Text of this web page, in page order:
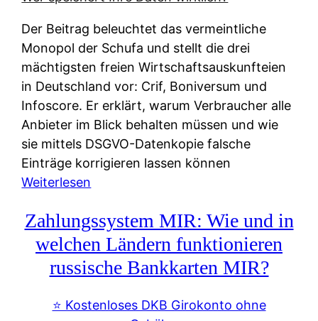
Der Beitrag beleuchtet das vermeintliche
Monopol der Schufa und stellt die drei
mächtigsten freien Wirtschaftsauskunfteien
in Deutschland vor: Crif, Boniversum und
Infoscore. Er erklärt, warum Verbraucher alle
Anbieter im Blick behalten müssen und wie
sie mittels DSGVO-Datenkopie falsche
Einträge korrigieren lassen können
Weiterlesen
c
h
u
f
-
Zahlungssystem MIR: Wie und in
welchen Ländern funktionieren
russische Bankkarten MIR?
⭐️ Kostenloses DKB Girokonto ohne